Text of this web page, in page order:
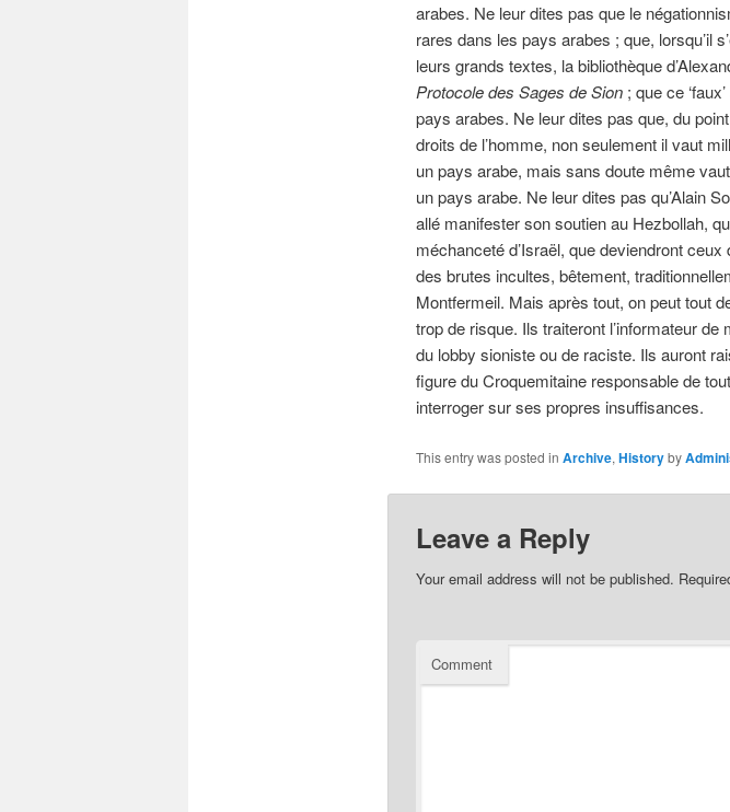
arabes. Ne leur dites pas que le
rares dans les pays arabes ; que, lorsqu’il
leurs grands textes, la bibliothèque
Protocole des Sages de Sion ; que ce
pays arabes. Ne leur dites pas que, du
droits de l’homme, non seulement il vaut
un pays arabe, mais sans doute même
un pays arabe. Ne leur dites pas qu’Alain
allé manifester son soutien au Hezbollah,
méchanceté d’Israël, que deviendront ceux
des brutes incultes, bêtement,
Montfermeil. Mais après tout, on peut tout
trop de risque. Ils traiteront l’informateur
du lobby sioniste ou de raciste. Ils auront
figure du Croquemitaine responsable de
interroger sur ses propres insuffisances.
This entry was posted in Archive, Historyby
Leave a Reply
Your email address will not be published.
Comment